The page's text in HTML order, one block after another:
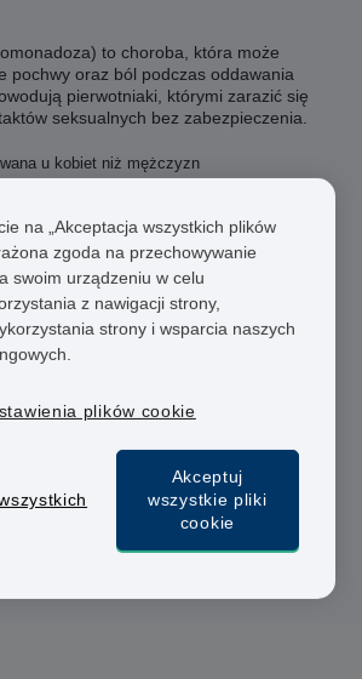
to choroba, która może
pochwy oraz ból podczas oddawania
pierwotniaki, którymi zarazić się
seksualnych bez zabezpieczenia.
u kobiet niż mężczyzn
antybiotykami
konsultację lekarską online, wystawienie
z apteki zarejestrowanej w Wielkiej
krajów UE. Wszystkie zatwierdzone
za pośrednictwem firm kurierskich w
na „Akceptacja wszystkich plików
zgoda na przechowywanie
swoim urządzeniu w celu
z nawigacji strony,
strony i wsparcia naszych
plików cookie
Akceptuj
wszystkie pliki
cookie